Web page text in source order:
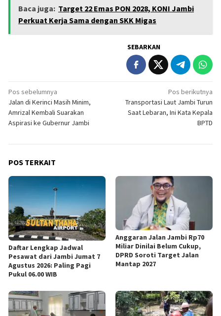
Baca juga: Target 22 Emas PON 2028, KONI Jambi
Perkuat Kerja Sama dengan SKK Migas
SEBARKAN
Navigasi
pos
Pos sebelumnya
Jalan di Kerinci Masih Minim,
Amrizal Kembali Suarakan
Aspirasi ke Gubernur Jambi
Pos berikutnya
Transportasi Laut Jambi Turun
Saat Lebaran, Ini Kata Kepala
BPTD
POS TERKAIT
Daftar Lengkap Jadwal
Pesawat dari Jambi Jumat 7
Agustus 2026: Paling Pagi
Pukul 06.00 WIB
Anggaran Jalan Jambi Rp70
Miliar Dinilai Belum Cukup,
DPRD Soroti Target Jalan
Mantap 2027